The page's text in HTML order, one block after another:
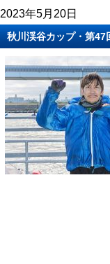
2023年5月20日
秋川渓谷カップ・第47